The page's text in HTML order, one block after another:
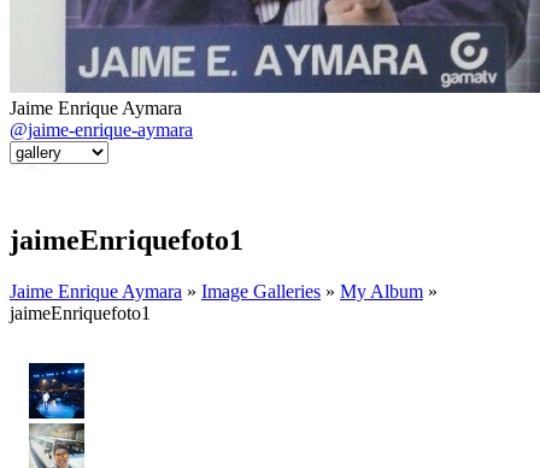
Jaime Enrique Aymara
@jaime-enrique-aymara
jaimeEnriquefoto1
Jaime Enrique Aymara » Image Galleries » My Album »
jaimeEnriquefoto1